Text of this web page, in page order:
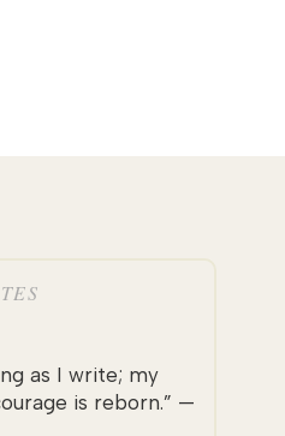
as I write; my
is reborn.” —